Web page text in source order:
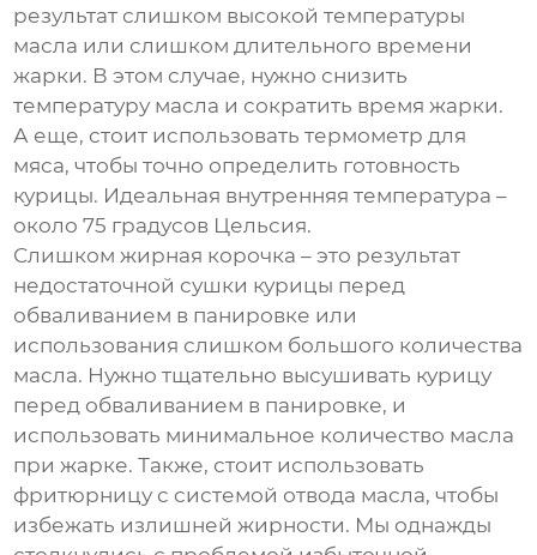
результат слишком высокой температуры
масла или слишком длительного времени
жарки. В этом случае, нужно снизить
температуру масла и сократить время жарки.
А еще, стоит использовать термометр для
мяса, чтобы точно определить готовность
курицы. Идеальная внутренняя температура –
около 75 градусов Цельсия.
Слишком жирная корочка – это результат
недостаточной сушки курицы перед
обваливанием в панировке или
использования слишком большого количества
масла. Нужно тщательно высушивать курицу
перед обваливанием в панировке, и
использовать минимальное количество масла
при жарке. Также, стоит использовать
фритюрницу с системой отвода масла, чтобы
избежать излишней жирности. Мы однажды